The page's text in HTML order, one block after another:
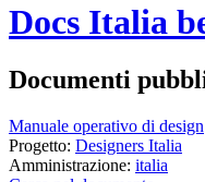
Docs Italia
Documenti
Manuale operativo di design
Progetto: Designers Italia
Amministrazione: italia